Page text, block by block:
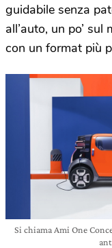
guidabile senza
all’auto, un po’
con un format più
Si chiama Ami One